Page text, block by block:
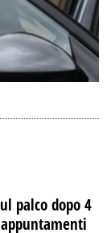
palco dopo 4